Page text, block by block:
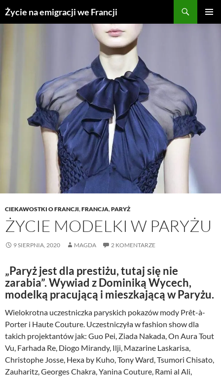
Przejdź
doŻycie na emigracji we Francji
CIEKAWOSTKI O FRANCJI,FRANCJA,PARYŻ
ŻYCIE MODELKI W PARYŻU
9 SIERPNIA, 2020 MAGDA 2 KOMENTARZE
„Paryż jest dla prestiżu, tutaj się nie
zarabia”. Wywiad z Dominiką Wycech,
modelką pracującą i mieszkającą w Paryżu.
Wielokrotna uczestniczka paryskich pokazów mody Prêt-à-
Porter i Haute Couture. Uczestniczyła w fashion show dla
takich projektantów jak: Guo Pei, Ziada Nakada, On Aura Tout
Vu, Farhada Re, Diogo Mirandy, Ilji, Mazarine Laskarisa,
Christophe Josse, Hexa by Kuho, Tony Ward, Tsumori Chisato,
Zauharitz, Georges Chakra, Yanina Couture, Rami al Ali,